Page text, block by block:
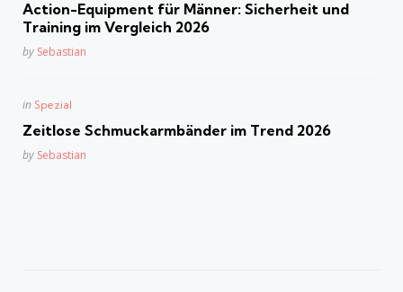
Action-Equipment für Männer: Sicherheit und
Training im Vergleich 2026
Posted
by Sebastian
Posted
in Spezial
Zeitlose Schmuckarmbänder im Trend 2026
Posted
by Sebastian